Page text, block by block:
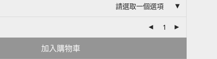
請選取一個選項
加入購物車